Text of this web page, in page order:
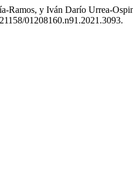
y Iván Darío Urrea-
01208160.n91.2021.3093.